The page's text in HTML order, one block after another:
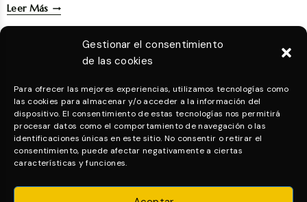
Gestionar el consentimiento
de las cookies
Para ofrecer las mejores experiencias, utilizamos tecnologías como
las cookies para almacenar y/o acceder a la información del
dispositivo. El consentimiento de estas tecnologías nos permitirá
procesar datos como el comportamiento de navegación o las
identificaciones únicas en este sitio. No consentir o retirar el
consentimiento, puede afectar negativamente a ciertas
características y funciones.
Leer MásDECANTUS
–
AIREADOR